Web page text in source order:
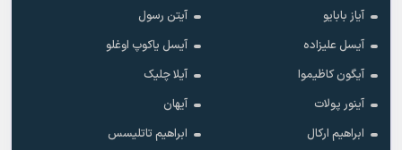
آیاز بابایو
آیتن رسول
آیسل علیزاده
آیسل یاکوپ اوغلو
آیگون کاظیموا
آیلا چلیک
آینور پولات
آیهان
ابراهیم ارکال
ابراهیم تاتلیسس